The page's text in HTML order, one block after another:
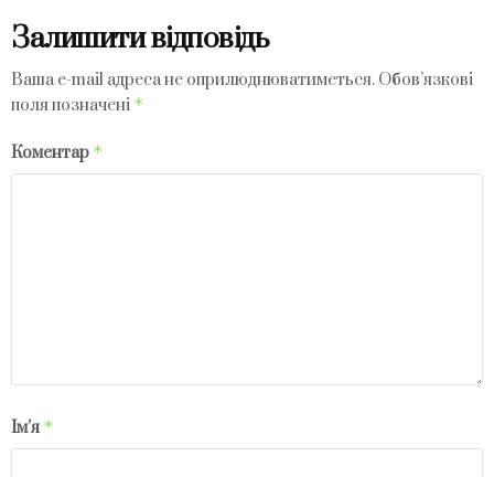
Залишити відповідь
Ваша e-mail адреса не оприлюднюватиметься. Обов’язкові
поля позначені *
Коментар *
Ім'я *